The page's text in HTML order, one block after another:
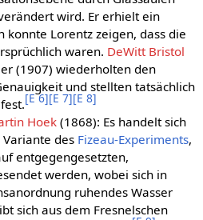
wird. Er erhielt ein
konnte Lorentz zeigen, dass die
waren. DeWitt Bristol
(1907) wiederholten den
und stellten tatsächlich
[E 6][E 7][E 8]
Hoek (1868): Es handelt sich
des Fizeau-Experiments,
entgegengesetzten,
werden, wobei sich in
ruhendes Wasser
sich aus dem Fresnelschen